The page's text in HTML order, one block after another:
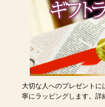
大切な人へのプレゼントに
寧にラッピングします。詳